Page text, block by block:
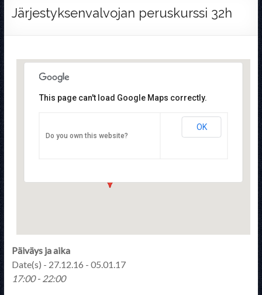
Järjestyksenvalvojan peruskurssi 32h
Tulppatie 14 - Helsinki
This page can't load Google Maps correctly.
Do you own this website?
OK
Päiväys ja aika
Date(s) - 27.12.16 - 05.01.17
17:00 - 22:00